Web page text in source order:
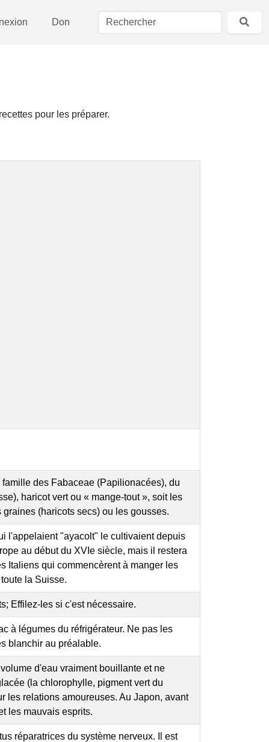
Don
pour les préparer.
des Fabaceae (Papilionacées), du
haricot vert ou « mange-tout », soit les
(haricots secs) ou les gousses.
l'appelaient "ayacolt" le cultivaient depuis
au début du XVIe siècle, mais il restera
Italiens qui commencèrent à manger les
la Suisse.
Effilez-les si c'est nécessaire.
à légumes du réfrigérateur. Ne pas les
blanchir au préalable.
d'eau vraiment bouillante et ne
(la chlorophylle, pigment vert du
les relations amoureuses. Au Japon, avant
les mauvais esprits.
réparatrices du système nerveux. Il est